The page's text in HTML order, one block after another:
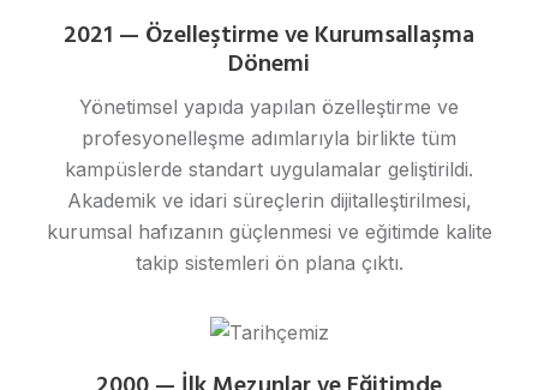
2021 — Özelleştirme ve Kurumsallaşma
Dönemi
Yönetimsel yapıda yapılan özelleştirme ve
profesyonelleşme adımlarıyla birlikte tüm
kampüslerde standart uygulamalar geliştirildi.
Akademik ve idari süreçlerin dijitalleştirilmesi,
kurumsal hafızanın güçlenmesi ve eğitimde kalite
takip sistemleri ön plana çıktı.